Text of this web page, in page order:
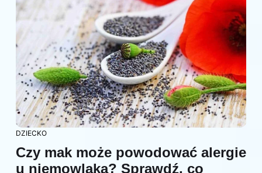
DZIECKO
Czy mak może powodować alergie
u niemowlaka? Sprawdź, co